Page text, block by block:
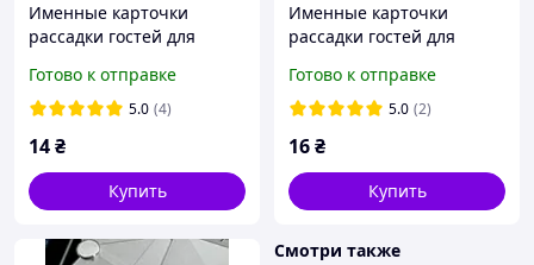
Именные карточки
рассадки гостей для
Готово к отправке
5.0 (4)
14₴
Купить
Именные карточки
рассадки гостей для
сердечком и именами
Готово к отправке
5.0 (2)
16₴
Купить
Смотри также